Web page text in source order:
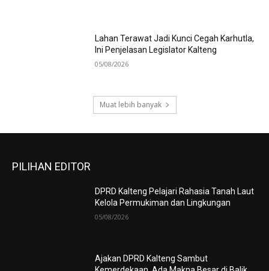
Lahan Terawat Jadi Kunci Cegah Karhutla,
Ini Penjelasan Legislator Kalteng
05/08/2026
Muat lebih banyak
PILIHAN EDITOR
DPRD Kalteng Pelajari Rahasia Tanah Laut
Kelola Permukiman dan Lingkungan
05/08/2026
Ajakan DPRD Kalteng Sambut